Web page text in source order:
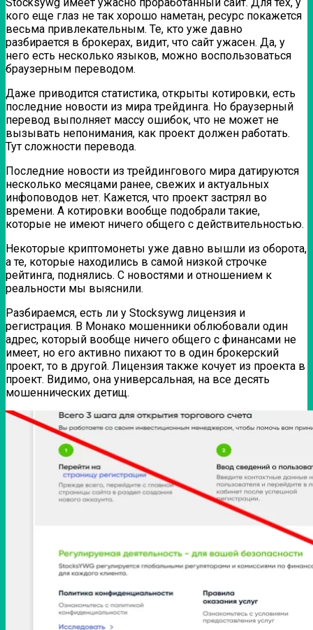
Stocksywg имеет ужасно проработанный сайт. Для тех, у
кого еще глаз не так хорошо наметан, ресурс покажется
весьма привлекательным. Те, кто уже давно
разбирается в брокерах, видит, что сайт ужасен. Да, у
него есть несколько языков, можно воспользоваться
браузерным переводом.
Даже приводится статистика, открыты котировки, есть
последние новости из мира трейдинга. Но браузерный
перевод выполняет массу ошибок, что не может не
вызывать непонимания, как проект должен работать.
Тут сложности перевода.
Последние новости из трейдингового мира датируются
несколько месяцами ранее, свежих и актуальных
инфоповодов нет. Кажется, что проект застрял во
времени. А котировки вообще подобрали такие,
которые не имеют ничего общего с действительностью.
Некоторые криптомонеты уже давно вышли из оборота,
а те, которые находились в самой низкой строчке
рейтинга, поднялись. С новостями и отношением к
реальности мы выяснили.
Разбираемся, есть ли у Stocksywg лицензия и
регистрация. В Монако мошенники облюбовали один
адрес, который вообще ничего общего с финансами не
имеет, но его активно пихают то в один брокерский
проект, то в другой. Лицензия также кочует из проекта в
проект. Видимо, она универсальная, на все десять
мошеннических детищ.